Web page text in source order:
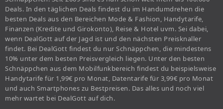
Deals. In den täglichen Deals findest du im Handumdrehen die
besten Deals aus den Bereichen Mode & Fashion, Handytarife,
Finanzen (Kredite und Girokonto), Reise & Hotel uvm. Sei dabei,
wenn DealGott auf der Jagd ist und den nächsten Preisknaller
findet. Bei DealGott findest du nur Schnäppchen, die mindestens
10% unter dem besten Preisvergleich liegen. Unter den besten
Schnäppchen aus dem Mobilfunkbereich findest du beispielsweise
Handytarife für 1,99€ pro Monat, Datentarife für 3,99€ pro Monat
und auch Smartphones zu Bestpreisen. Das alles und noch viel
mehr wartet bei DealGott auf dich.